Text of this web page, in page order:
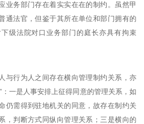
业务部门存在着实实在在的制约。虽然甲
通法官，但鉴于其所在单位和部门拥有的
级法院对口业务部门的庭长亦具有拘束
与行为人之间存在横向管理制约关系，亦
：一是人事安排上征得同意的管理关系，如
仍需得到驻地机关的同意，故存在制约关
，判断方式同纵向管理关系；三是横向的